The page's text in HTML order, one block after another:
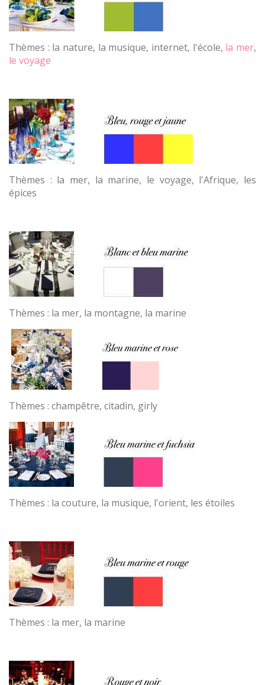
Thèmes : la nature, la musique, internet, l'école, la mer,
le voyage
Thèmes : la mer, la marine, le voyage, l'Afrique, les
épices
Thèmes : la mer, la montagne, la marine
Thèmes : champêtre, citadin, girly
Thèmes : la couture, la musique, l'orient, les étoiles
Thèmes : la mer, la marine